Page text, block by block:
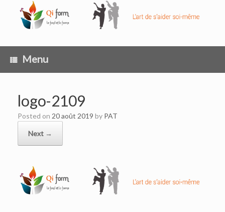
content
Menu
logo-2109
Posted on 20 août 2019 by PAT
Next →